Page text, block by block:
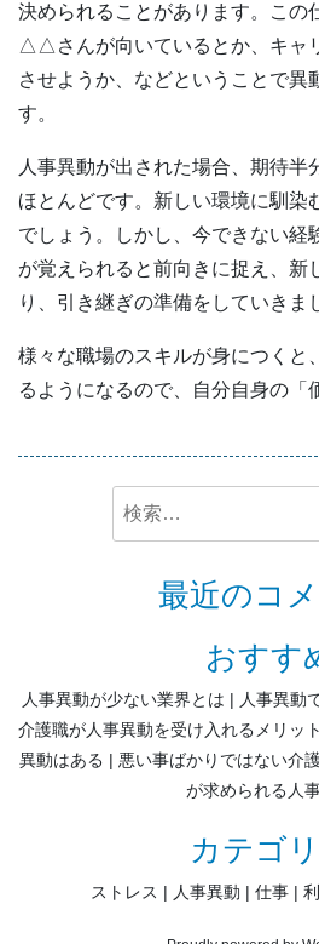
決められることがあります。この
△△さんが向いているとか、キャ
させようか、などということで異
す。
人事異動が出された場合、期待半
ほとんどです。新しい環境に馴染
でしょう。しかし、今できない経
が覚えられると前向きに捉え、新
り、引き継ぎの準備をしていきま
様々な職場のスキルが身につくと
るようになるので、自分自身の「
最近のコ
おすす
人事異動が少ない業界とは
人事異動
介護職が人事異動を受け入れるメリッ
異動はある
悪い事ばかりではない介
が求められる人
カテゴ
ストレス 人事異動 仕事